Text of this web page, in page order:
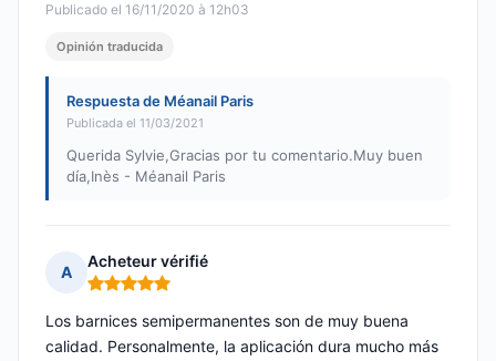
Publicado el 16/11/2020 à 12h03
Opinión traducida
Respuesta de Méanail Paris
Publicada el 11/03/2021
Querida Sylvie,Gracias por tu comentario.Muy buen
día,Inès - Méanail Paris
A
Acheteur vérifié
Nota: 5 de 5
Los barnices semipermanentes son de muy buena
calidad. Personalmente, la aplicación dura mucho más